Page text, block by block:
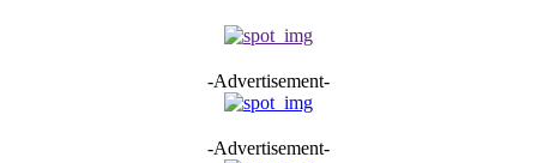
-Advertisement-
-Advertisement-